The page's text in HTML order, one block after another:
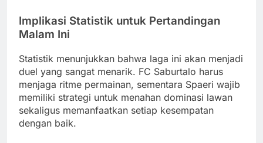
Implikasi Statistik untuk Pertandingan
Malam Ini
Statistik menunjukkan bahwa laga ini akan menjadi
duel yang sangat menarik. FC Saburtalo harus
menjaga ritme permainan, sementara Spaeri wajib
memiliki strategi untuk menahan dominasi lawan
sekaligus memanfaatkan setiap kesempatan
dengan baik.